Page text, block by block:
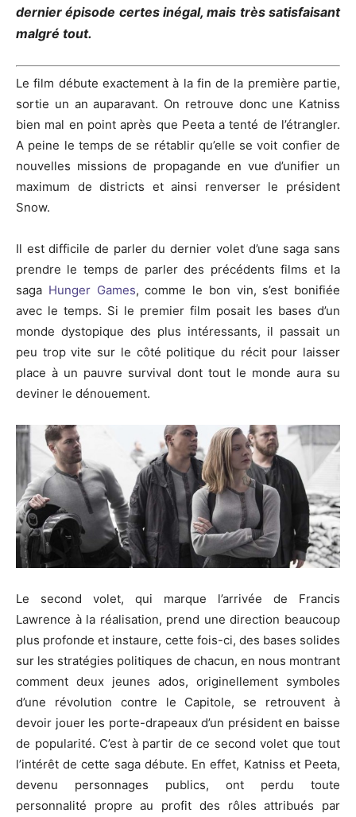
dernier épisode certes inégal, mais très satisfaisant
malgré tout.
Le film débute exactement à la fin de la première partie,
sortie un an auparavant. On retrouve donc une Katniss
bien mal en point après que Peeta a tenté de l’étrangler.
A peine le temps de se rétablir qu’elle se voit confier de
nouvelles missions de propagande en vue d’unifier un
maximum de districts et ainsi renverser le président
Snow.
Il est difficile de parler du dernier volet d’une saga sans
prendre le temps de parler des précédents films et la
saga Hunger Games, comme le bon vin, s’est bonifiée
avec le temps. Si le premier film posait les bases d’un
monde dystopique des plus intéressants, il passait un
peu trop vite sur le côté politique du récit pour laisser
place à un pauvre survival dont tout le monde aura su
deviner le dénouement.
Le second volet, qui marque l’arrivée de Francis
Lawrence à la réalisation, prend une direction beaucoup
plus profonde et instaure, cette fois-ci, des bases solides
sur les stratégies politiques de chacun, en nous montrant
comment deux jeunes ados, originellement symboles
d’une révolution contre le Capitole, se retrouvent à
devoir jouer les porte-drapeaux d’un président en baisse
de popularité. C’est à partir de ce second volet que tout
l’intérêt de cette saga débute. En effet, Katniss et Peeta,
devenu personnages publics, ont perdu toute
personnalité propre au profit des rôles attribués par